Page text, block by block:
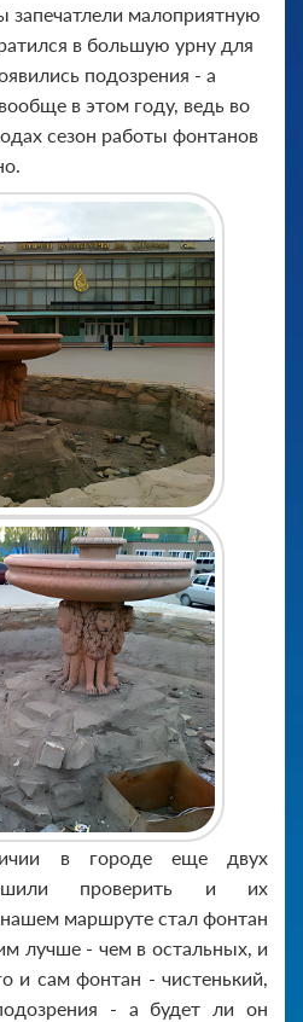
малоприятную
в большую урну для
подозрения - а
в этом году, ведь во
сезон работы фонтанов
в городе еще двух
проверить и их
маршруте стал фонтан
лучше - чем в остальных, и
и сам фонтан - чистенький,
- а будет ли он